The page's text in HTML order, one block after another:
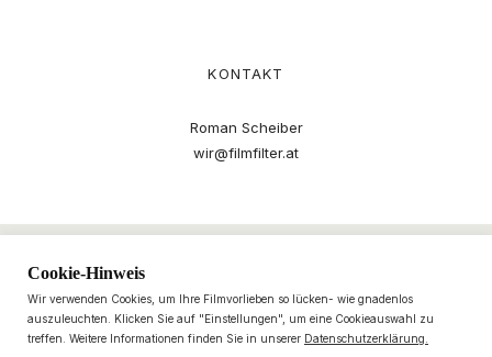
KONTAKT
Roman Scheiber
wir@filmfilter.at
Cookie-Hinweis
Wir verwenden Cookies, um Ihre Filmvorlieben so lücken- wie gnadenlos
auszuleuchten. Klicken Sie auf "Einstellungen", um eine Cookieauswahl zu
treffen. Weitere Informationen finden Sie in unserer Datenschutzerklärung.